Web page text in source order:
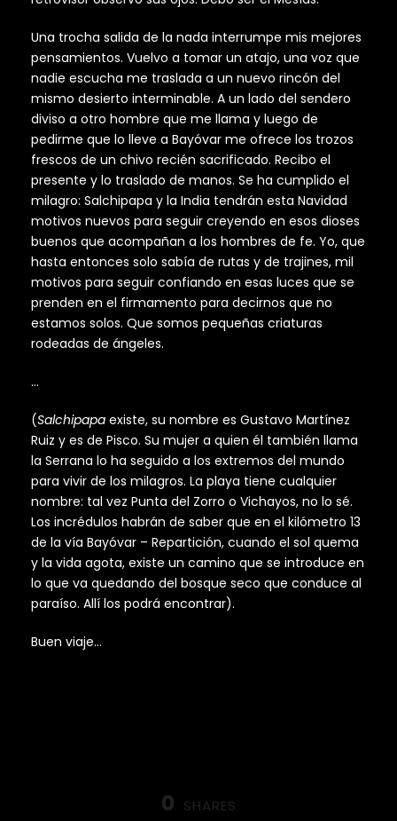
Una trocha salida de la nada interrumpe mis mejores
pensamientos. Vuelvo a tomar un atajo, una voz que
nadie escucha me traslada a un nuevo rincón del
mismo desierto interminable. A un lado del sendero
diviso a otro hombre que me llama y luego de
pedirme que lo lleve a Bayóvar me ofrece los trozos
frescos de un chivo recién sacrificado. Recibo el
presente y lo traslado de manos. Se ha cumplido el
milagro: Salchipapa y la India tendrán esta Navidad
motivos nuevos para seguir creyendo en esos dioses
buenos que acompañan a los hombres de fe. Yo, que
hasta entonces solo sabía de rutas y de trajines, mil
motivos para seguir confiando en esas luces que se
prenden en el firmamento para decirnos que no
estamos solos. Que somos pequeñas criaturas
rodeadas de ángeles.
…
(Salchipapa existe, su nombre es Gustavo Martínez
Ruiz y es de Pisco. Su mujer a quien él también llama
la Serrana lo ha seguido a los extremos del mundo
para vivir de los milagros. La playa tiene cualquier
nombre: tal vez Punta del Zorro o Vichayos, no lo sé.
Los incrédulos habrán de saber que en el kilómetro 13
de la vía Bayóvar – Repartición, cuando el sol quema
y la vida agota, existe un camino que se introduce en
lo que va quedando del bosque seco que conduce al
paraíso. Allí los podrá encontrar).
Buen viaje…
0 SHARES